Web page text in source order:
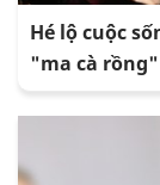
Hé lộ cuộc
"ma cà rồng"